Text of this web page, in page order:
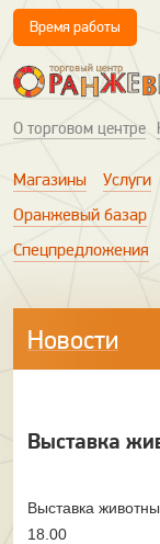
О торговом центре
Время работы
Магазины Услуги
Оранжевый базар
Спецпредложения
Новости
Выставка
Выставка
18.00